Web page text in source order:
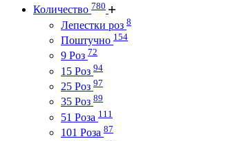
Количество 780
Лепестки роз 8
Поштучно 154
9 Роз 72
15 Роз 94
25 Роз 97
35 Роз 89
51 Роза 111
101 Роза 87